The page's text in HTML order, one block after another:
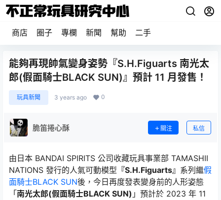
商店 圈子 專欄 新聞 幫助 二手
能夠再現帥氣變身姿勢『S.H.Figuarts 南光太
郎(假面騎士BLACK SUN)』預計 11 月發售！
玩具新聞 3 years ago 0
脆笛捲心酥 關注 私信
由日本 BANDAI SPIRITS 公司收藏玩具事業部 TAMASHII
NATIONS 發行的人氣可動模型 『S.H.Figuarts』 系列繼假
面騎士BLACK SUN後，今日再度發表變身前的人形姿態
「南光太郎(假面騎士BLACK SUN) 」預計於 2023 年 11